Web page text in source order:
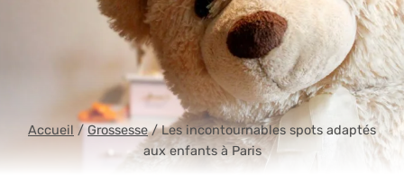
Accueil / Grossesse / Les incontournables spots adaptés
aux enfants à Paris